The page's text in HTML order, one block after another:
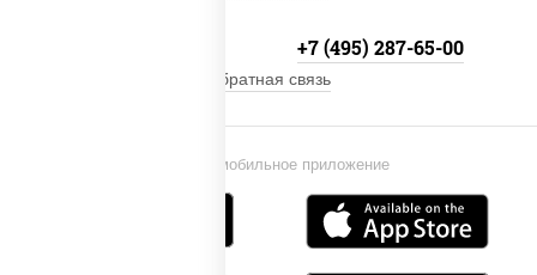
Установи мобильное приложение
+7 (495) 287-65-00
Обратная связь